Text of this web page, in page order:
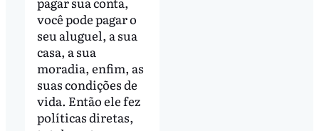
você pode pagar o
seu aluguel, a sua
casa, a sua
moradia, enfim, as
suas condições de
vida. Então ele fez
políticas diretas,